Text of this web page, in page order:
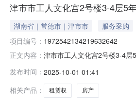
津市市工人文化宫2号楼3-4层5
湖南省｜常德市｜津市市 服务采购
项目编号： 1972542134219632642
正文内容： 津市市工人文化宫2号楼3-4
发布时间： 2025-10-01 01:41
相关产品：
租赁权 房产